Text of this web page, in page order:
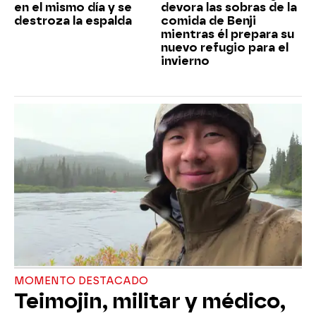
en el mismo día y se
destroza la espalda
devora las sobras de la
comida de Benji
mientras él prepara su
nuevo refugio para el
invierno
MOMENTO DESTACADO
Teimojin, militar y médico,